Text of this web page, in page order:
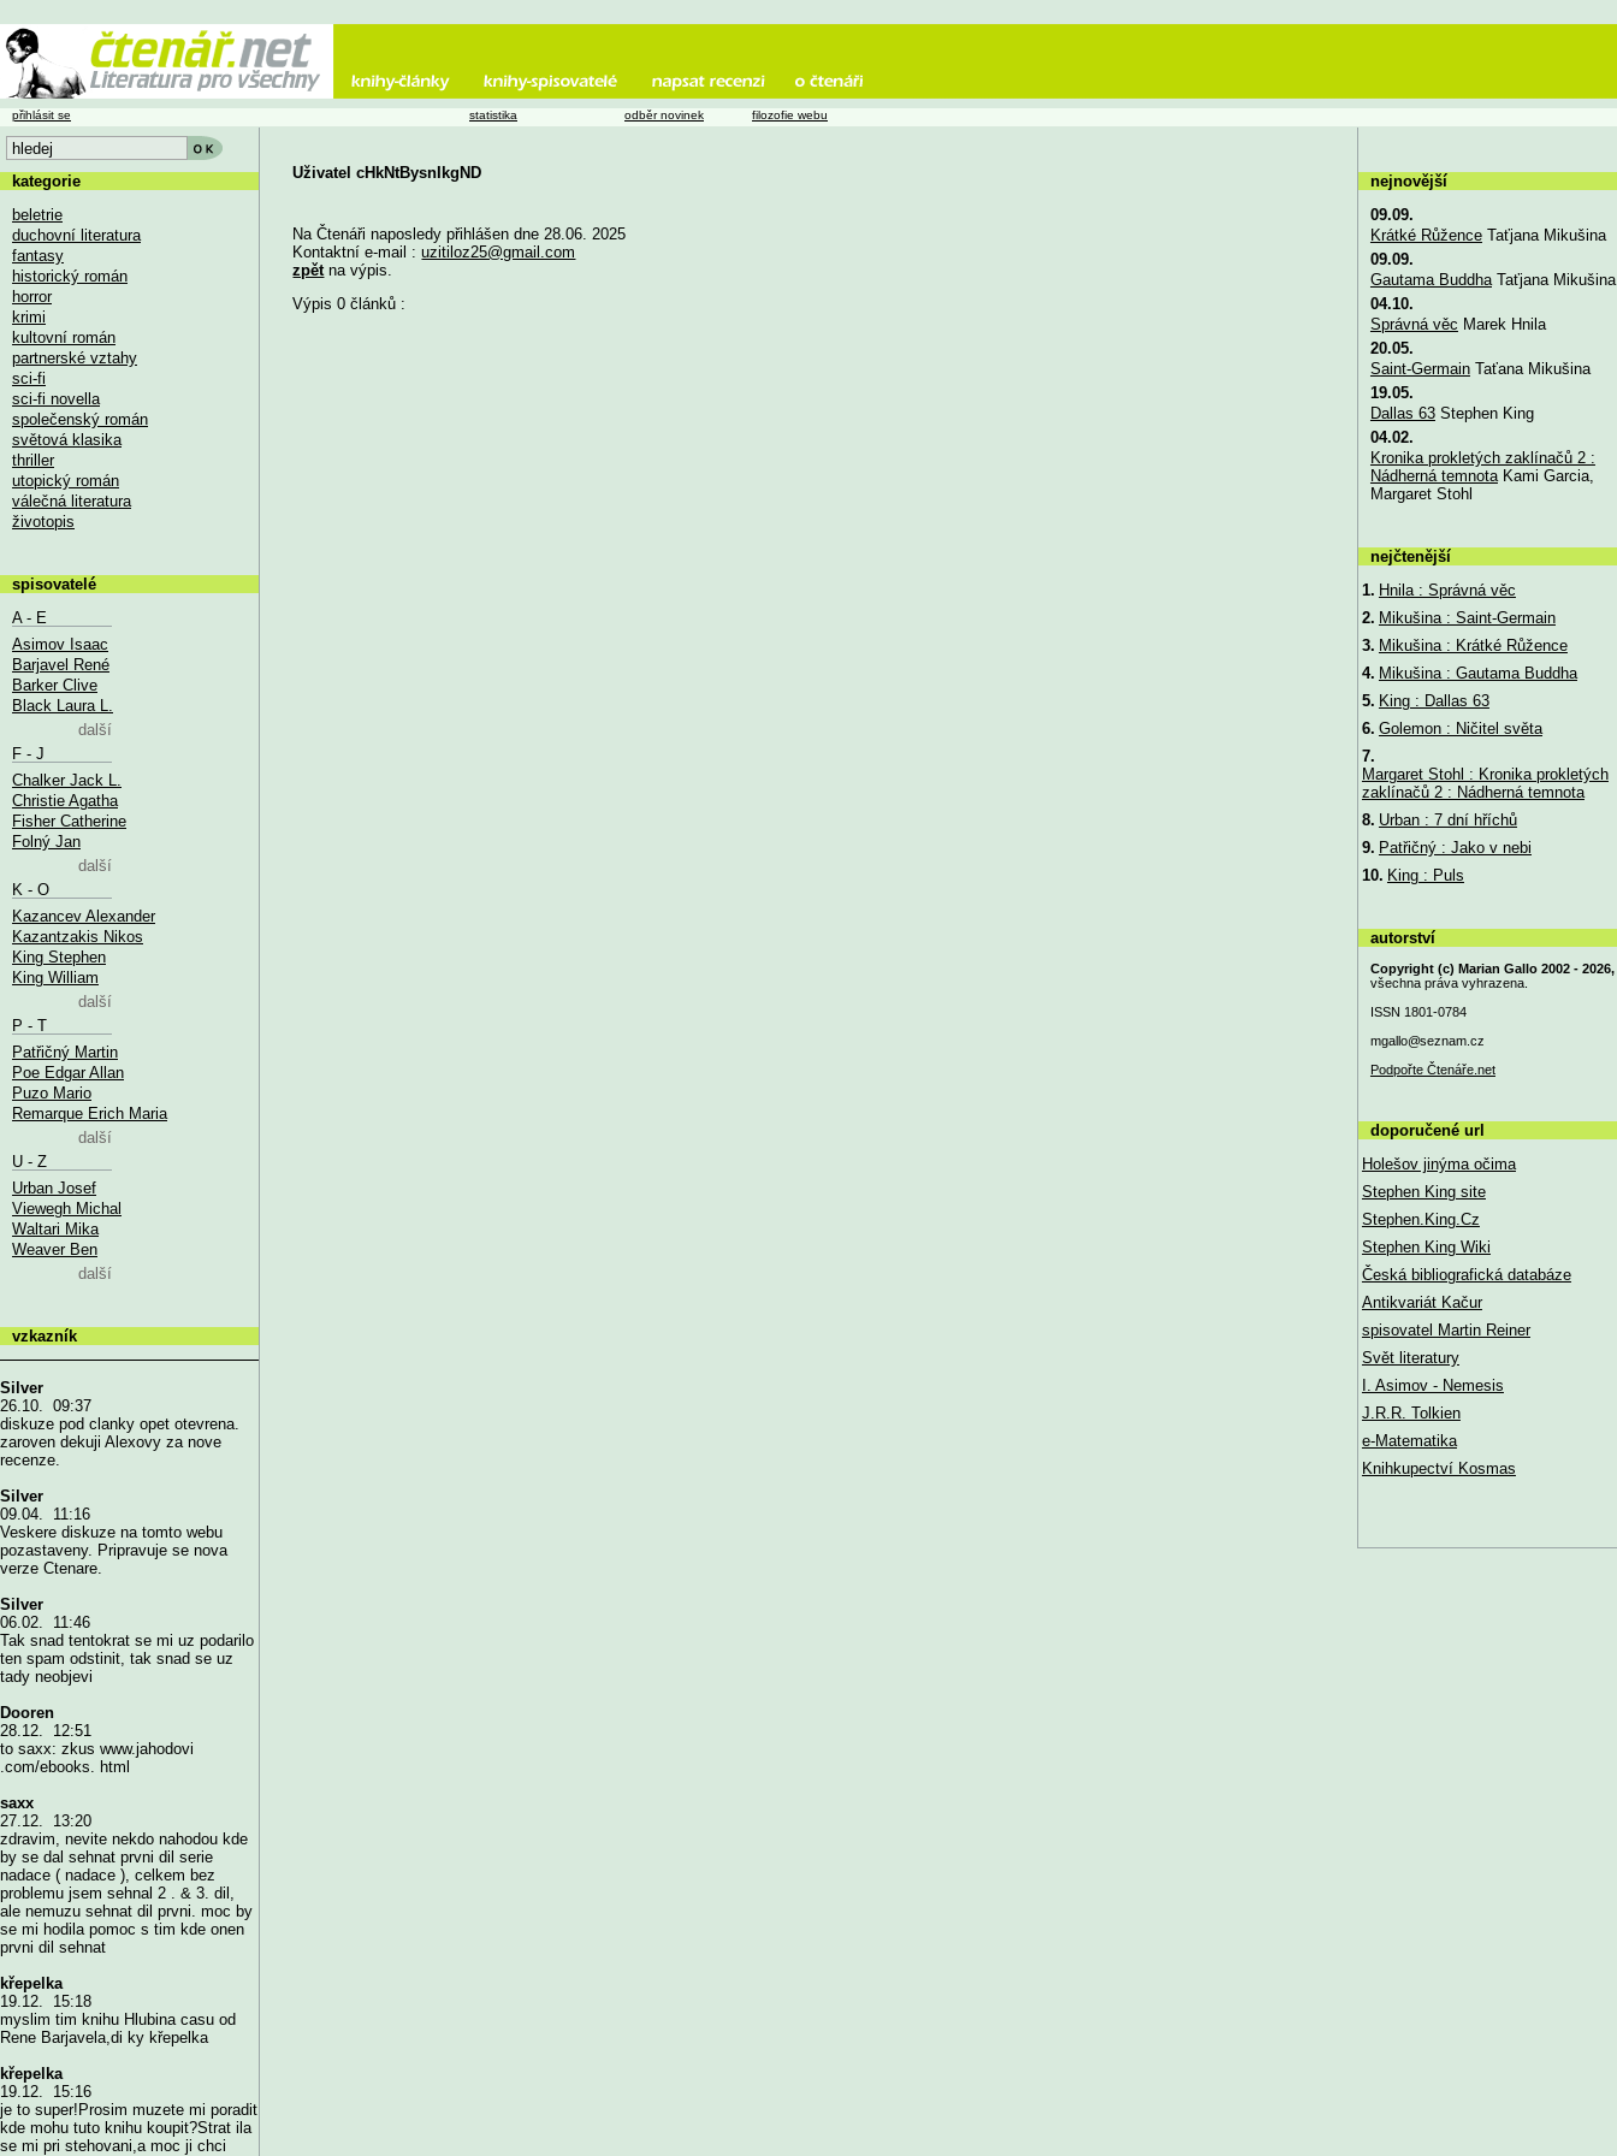
Uživatel cHkNtBysnIkgND
Na Čtenáři naposledy přihlášen dne 28.06. 2025
Kontaktní e-mail :uzitiloz25@gmail.com
zpět na výpis.
Výpis 0 článků :
přihlásit se statistika odběr novinek filozofie webu
kategorie
beletrie
duchovní literatura
fantasy
historický román
horror
krimi
kultovní román
partnerské vztahy
sci-fi
sci-fi novella
společenský román
světová klasika
thriller
utopický román
válečná literatura
životopis
spisovatelé
A - E
Asimov Isaac
Barjavel René
Barker Clive
Black Laura L.
další
F - J
Chalker Jack L.
Christie Agatha
Fisher Catherine
Folný Jan
další
K - O
Kazancev Alexander
Kazantzakis Nikos
King Stephen
King William
další
P - T
Patřičný Martin
Poe Edgar Allan
Puzo Mario
Remarque Erich Maria
další
U - Z
Urban Josef
Viewegh Michal
Waltari Mika
Weaver Ben
další
vzkazník
Silver
26.10. 09:37
diskuze pod clanky opet otevrena.
zaroven dekuji Alexovy za nove
recenze.
Silver
09.04. 11:16
Veskere diskuze na tomto webu
pozastaveny. Pripravuje se nova
verze Ctenare.
Silver
06.02. 11:46
Tak snad tentokrat se mi uz podarilo
ten spam odstinit, tak snad se uz
tady neobjevi
Dooren
28.12. 12:51
to saxx: zkus www.jahodovi
.com/ebooks. html
saxx
27.12. 13:20
zdravim, nevite nekdo nahodou kde
by se dal sehnat prvni dil serie
nadace ( nadace ), celkem bez
problemu jsem sehnal 2 . & 3. dil,
ale nemuzu sehnat dil prvni. moc by
se mi hodila pomoc s tim kde onen
prvni dil sehnat
křepelka
19.12. 15:18
myslim tim knihu Hlubina casu od
Rene Barjavela,di ky křepelka
křepelka
19.12. 15:16
je to super!Prosim muzete mi poradit
kde mohu tuto knihu koupit?Strat ila
se mi pri stehovani,a moc ji chci
nejnovější
09.09.
Krátké RůženceTaťjana Mikušina
09.09.
Gautama BuddhaTaťjana Mikušina
04.10.
Správná věc Marek Hnila
20.05.
Saint-GermainTaťana Mikušina
19.05.
Dallas 63Stephen King
04.02.
Kronika prokletých zaklínačů 2 :
Nádherná temnotaKami Garcia,
Margaret Stohl
nejčtenější
1. Hnila : Správná věc
2. Mikušina : Saint-Germain
3. Mikušina : Krátké Růžence
4. Mikušina : Gautama Buddha
5. King : Dallas 63
6. Golemon : Ničitel světa
7.
Margaret Stohl : Kronika prokletých
zaklínačů 2 : Nádherná temnota
8. Urban : 7 dní hříchů
9. Patřičný : Jako v nebi
10. King : Puls
autorství
Copyright (c) Marian Gallo 2002 - 2026,
všechna práva vyhrazena.
ISSN 1801-0784
mgallo@seznam.cz
Podpořte Čtenáře.net
doporučené url
Holešov jinýma očima
Stephen King site
Stephen.King.Cz
Stephen King Wiki
Česká bibliografická databáze
Antikvariát Kačur
spisovatel Martin Reiner
Svět literatury
I. Asimov - Nemesis
J.R.R. Tolkien
e-Matematika
Knihkupectví Kosmas